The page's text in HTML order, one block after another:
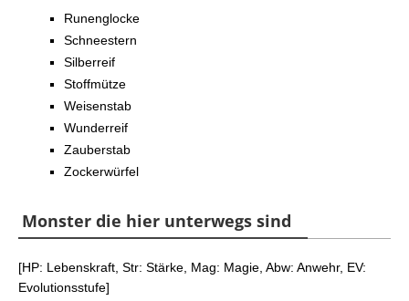
Runenglocke
Schneestern
Silberreif
Stoffmütze
Weisenstab
Wunderreif
Zauberstab
Zockerwürfel
Monster die hier unterwegs sind
[HP: Lebenskraft, Str: Stärke, Mag: Magie, Abw: Anwehr, EV:
Evolutionsstufe]